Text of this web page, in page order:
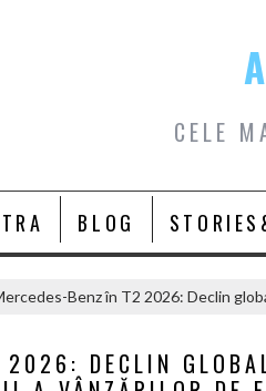
CELE
BLOG
Benz în T2 2026: Declin
2026: DECLIN